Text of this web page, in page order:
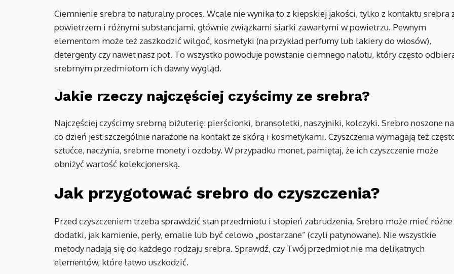
Ciemnienie srebra to naturalny proces. Wcale nie wynika to z kiepskiej jakości, tylko z kontaktu srebra
powietrzem i różnymi substancjami, głównie związkami siarki zawartymi w powietrzu. Pewnym
elementom może też zaszkodzić wilgoć, kosmetyki (na przykład perfumy lub lakiery do włosów),
detergenty czy nawet nasz pot. To wszystko powoduje powstanie ciemnego nalotu, który często
srebrnym przedmiotom ich dawny wygląd.
Jakie rzeczy najczęściej czyścimy ze srebra?
Najczęściej czyścimy srebrną biżuterię: pierścionki, bransoletki, naszyjniki, kolczyki. Srebro noszone na
co dzień jest szczególnie narażone na kontakt ze skórą i kosmetykami. Czyszczenia wymagają też
sztućce, naczynia, srebrne monety i ozdoby. W przypadku monet, pamiętaj, że ich czyszczenie może
obniżyć wartość kolekcjonerską.
Jak przygotować srebro do czyszczenia?
Przed czyszczeniem trzeba sprawdzić stan przedmiotu i stopień zabrudzenia. Srebro może mieć różne
dodatki, jak kamienie, perły, emalie lub być celowo „postarzane” (czyli patynowane). Nie wszystkie
metody nadają się do każdego rodzaju srebra. Sprawdź, czy Twój przedmiot nie ma delikatnych
elementów, które łatwo uszkodzić.